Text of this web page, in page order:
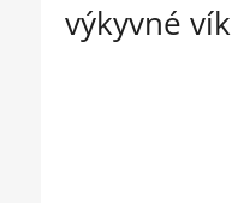
výkyvné